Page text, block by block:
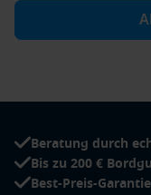
Beratung durch
Bis zu 200 €
Best-Preis-Garantie